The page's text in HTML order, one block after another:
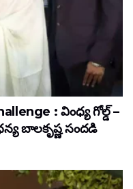
: వింధ్య గోల్డ్ –
బాల‌కృష్ణ‌ సందడి